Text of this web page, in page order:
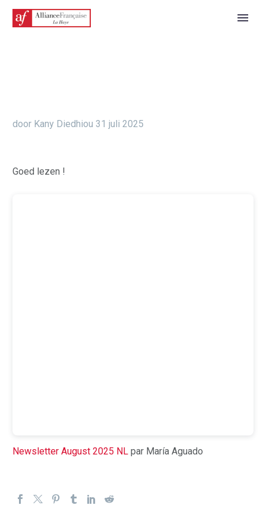
door Kany Diedhiou 31 juli 2025
Goed lezen !
Newsletter August 2025 NL par María Aguado